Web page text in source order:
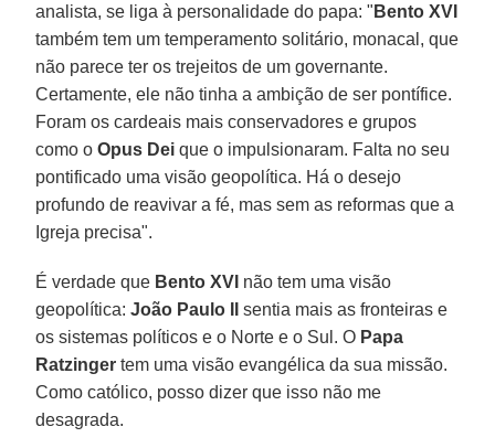
analista, se liga à personalidade do papa: " Bento XVI
também tem um temperamento solitário, monacal, que
não parece ter os trejeitos de um governante.
Certamente, ele não tinha a ambição de ser pontífice.
Foram os cardeais mais conservadores e grupos
como oOpus Dei que o impulsionaram. Falta no seu
pontificado uma visão geopolítica. Há o desejo
profundo de reavivar a fé, mas sem as reformas que a
Igreja precisa".
É verdade que Bento XVI não tem uma visão
geopolítica:João Paulo II
sentia mais as fronteiras e
os sistemas políticos e o Norte e o Sul. O Papa
Ratzinger tem uma visão evangélica da sua missão.
Como católico, posso dizer que isso não me
desagrada.